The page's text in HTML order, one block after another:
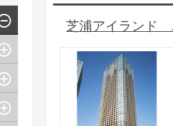
芝浦アイランド